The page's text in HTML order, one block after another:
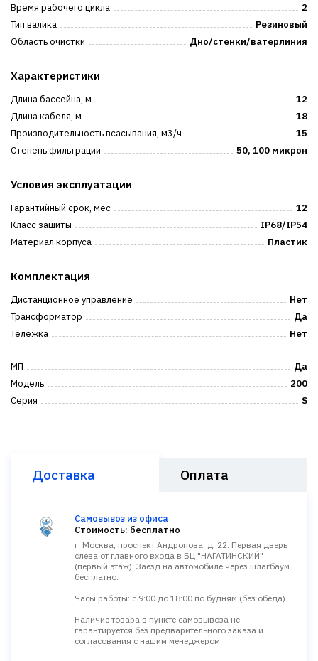
Время рабочего цикла
2
Тип валика
Резиновый
Область очистки
Дно/стенки/ватерлиния
Характеристики
Длина бассейна, м
12
Длина кабеля, м
18
Производительность всасывания, м3/ч
15
Степень фильтрации
50, 100 микрон
Условия эксплуатации
Гарантийный срок, мес
12
Класс защиты
IP68/IP54
Материал корпуса
Пластик
Комплектация
Дистанционное управление
Нет
Трансформатор
Да
Тележка
Нет
МП
Да
Модель
200
Серия
S
Доставка Оплата
Самовывоз из офиса
Стоимость: бесплатно
г. Москва, проспект Андропова, д. 22. Первая дверь
слева от главного входа в БЦ "НАГАТИНСКИЙ"
(первый этаж). Заезд на автомобиле через шлагбаум
бесплатно.
Часы работы: с 9:00 до 18:00 по будням (без обеда).
Наличие товара в пункте самовывоза не
гарантируется без предварительного заказа и
согласования с нашим менеджером.